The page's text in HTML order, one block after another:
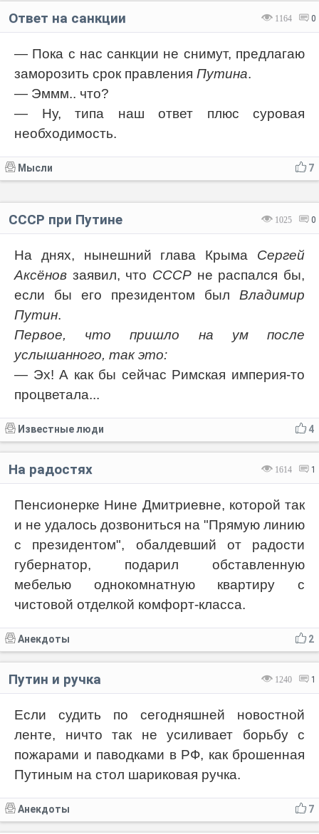
1164 0
Ответ на санкции
— Пока с нас санкции не снимут, предлагаю
заморозить срок правления Путина.
— Эммм.. что?
— Ну, типа наш ответ плюс суровая
необходимость.
7
Мысли
1025 0
СССР при Путине
На днях, нынешний глава Крыма Сергей
Аксёнов заявил, что СССР не распался бы,
если бы его президентом был Владимир
Путин.
Первое, что пришло на ум после
услышанного, так это:
— Эх! А как бы сейчас Римская империя-то
процветала...
4
Известные люди
1614 1
На радостях
Пенсионерке Нине Дмитриевне, которой так
и не удалось дозвониться на "Прямую линию
с президентом", обалдевший от радости
губернатор, подарил обставленную
мебелью однокомнатную квартиру с
чистовой отделкой комфорт-класса.
2
Анекдоты
1240 1
Путин и ручка
Если судить по сегодняшней новостной
ленте, ничто так не усиливает борьбу с
пожарами и паводками в РФ, как брошенная
Путиным на стол шариковая ручка.
7
Анекдоты